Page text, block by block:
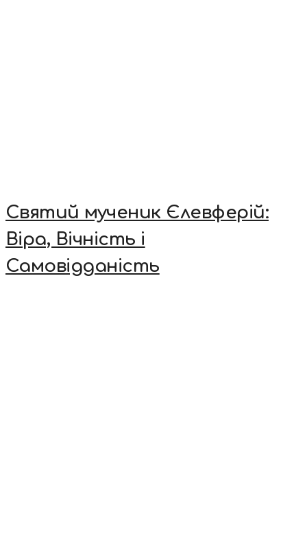
Святий мученик Єлевферій:
Віра, Вічність і
Самовідданість